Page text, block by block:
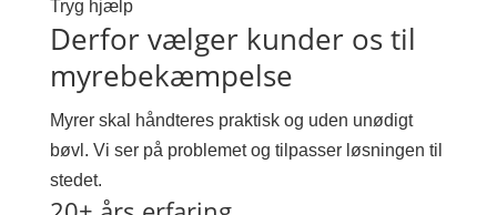
Tryg hjælp
Derfor vælger kunder os til
myrebekæmpelse
Myrer skal håndteres praktisk og uden unødigt
bøvl. Vi ser på problemet og tilpasser løsningen til
stedet.